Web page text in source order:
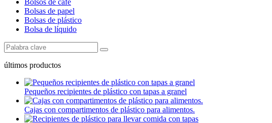
Bolsos de café
Bolsas de papel
Bolsas de plástico
Bolsa de líquido
últimos productos
Pequeños recipientes de plástico con tapas a granel
Cajas con compartimentos de plástico para alimentos.